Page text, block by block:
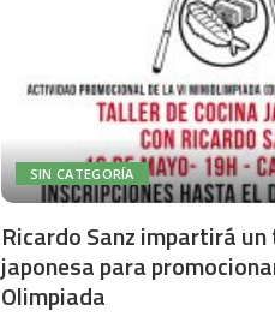
SIN CATEGORÍA
Ricardo Sanz impartirá
japonesa para
Olimpiada